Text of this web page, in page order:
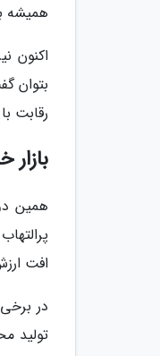
همیشه
اکنون
بتوان
رقابت
همین
افت
در
تولید